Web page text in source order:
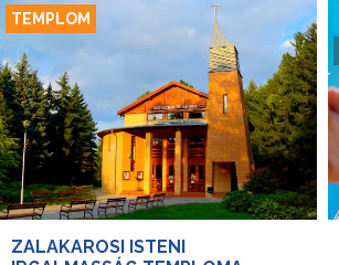
TEMPLOM
ZALAKAROSI ISTENI